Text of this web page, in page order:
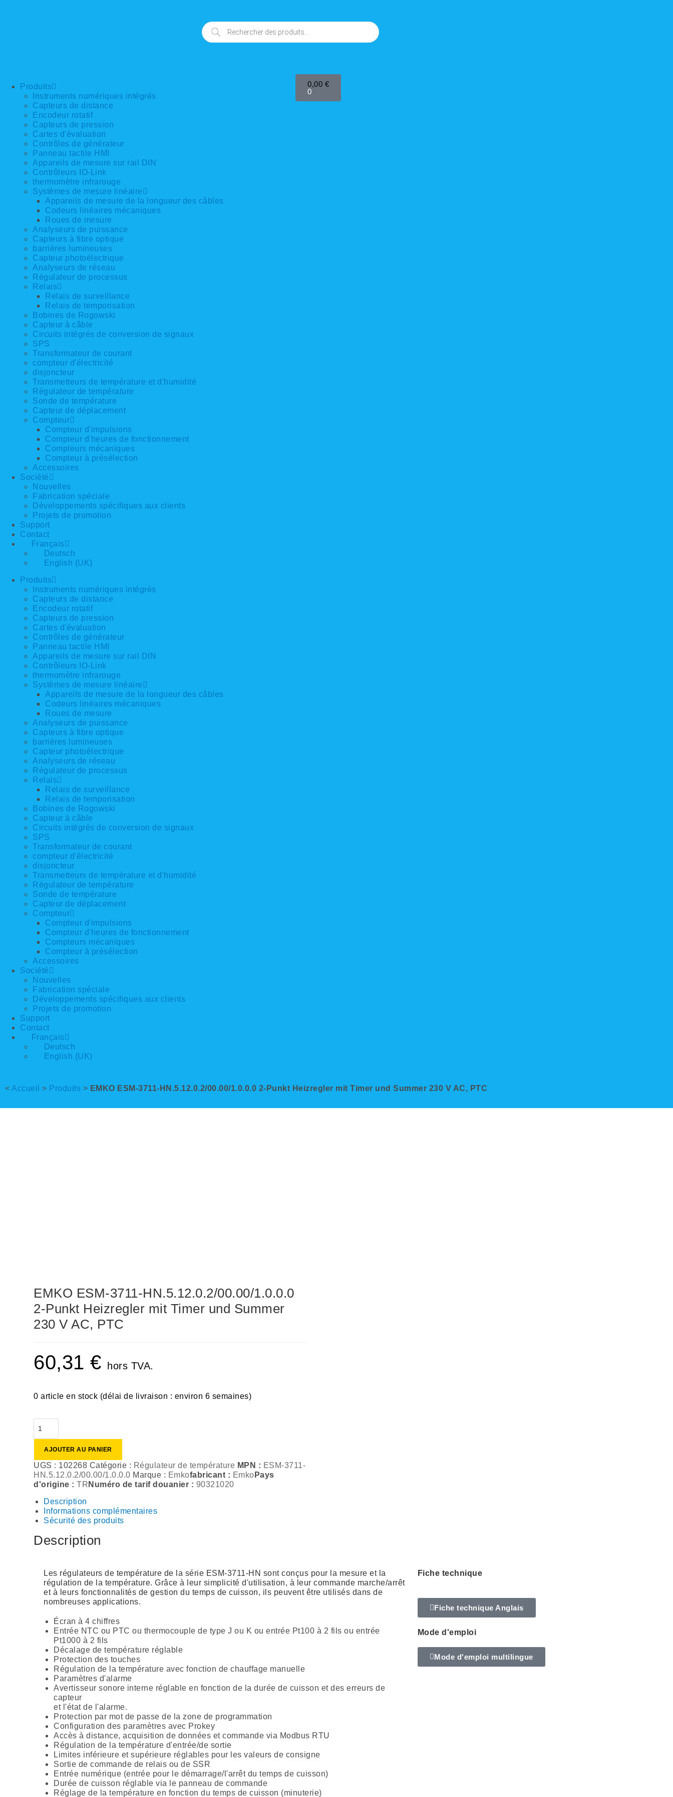
Produits
Instruments numériques intégrés
Capteurs de distance
Encodeur rotatif
Capteurs de pression
Cartes d'évaluation
Contrôles de générateur
Panneau tactile HMI
Appareils de mesure sur rail DIN
Contrôleurs IO-Link
thermomètre infrarouge
Systèmes de mesure linéaire
Appareils de mesure de la longueur des câbles
Codeurs linéaires mécaniques
Roues de mesure
Analyseurs de puissance
Capteurs à fibre optique
barrières lumineuses
Capteur photoélectrique
Analyseurs de réseau
Régulateur de processus
Relais
Relais de surveillance
Relais de temporisation
Bobines de Rogowski
Capteur à câble
Circuits intégrés de conversion de signaux
SPS
Transformateur de courant
compteur d'électricité
disjoncteur
Transmetteurs de température et d'humidité
Régulateur de température
Sonde de température
Capteur de déplacement
Compteur
Compteur d'impulsions
Compteur d'heures de fonctionnement
Compteurs mécaniques
Compteur à présélection
Accessoires
Société
Nouvelles
Fabrication spéciale
Développements spécifiques aux clients
Projets de promotion
Support
Contact
Français
Deutsch
English (UK)
Produits
Instruments numériques intégrés
Capteurs de distance
Encodeur rotatif
Capteurs de pression
Cartes d'évaluation
Contrôles de générateur
Panneau tactile HMI
Appareils de mesure sur rail DIN
Contrôleurs IO-Link
thermomètre infrarouge
Systèmes de mesure linéaire
Appareils de mesure de la longueur des câbles
Codeurs linéaires mécaniques
Roues de mesure
Analyseurs de puissance
Capteurs à fibre optique
barrières lumineuses
Capteur photoélectrique
Analyseurs de réseau
Régulateur de processus
Relais
Relais de surveillance
Relais de temporisation
Bobines de Rogowski
Capteur à câble
Circuits intégrés de conversion de signaux
SPS
Transformateur de courant
compteur d'électricité
disjoncteur
Transmetteurs de température et d'humidité
Régulateur de température
Sonde de température
Capteur de déplacement
Compteur
Compteur d'impulsions
Compteur d'heures de fonctionnement
Compteurs mécaniques
Compteur à présélection
Accessoires
Société
Nouvelles
Fabrication spéciale
Développements spécifiques aux clients
Projets de promotion
Support
Contact
Français
Deutsch
English (UK)
0,00 €
0
< Accueil > Produits > EMKO ESM-3711-HN.5.12.0.2/00.00/1.0.0.0 2-Punkt Heizregler mit Timer und Summer 230 V AC, PTC
EMKO ESM-3711-HN.5.12.0.2/00.00/1.0.0.0
2-Punkt Heizregler mit Timer und Summer
230 V AC, PTC
60,31€ hors TVA.
0 article en stock (délai de livraison : environ 6 semaines)
AJOUTER AU PANIER
UGS : 102268 Catégorie : Régulateur de température MPN : ESM-3711-
HN.5.12.0.2/00.00/1.0.0.0 Marque : Emkofabricant : Emko Pays
d'origine :TR Numéro de tarif douanier : 90321020
Description
Informations complémentaires
Sécurité des produits
Description
Les régulateurs de température de la série ESM-3711-HN sont conçus pour la mesure et la
régulation de la température. Grâce à leur simplicité d'utilisation, à leur commande marche/arrêt
et à leurs fonctionnalités de gestion du temps de cuisson, ils peuvent être utilisés dans de
nombreuses applications.
Écran à 4 chiffres
Entrée NTC ou PTC ou thermocouple de type J ou K ou entrée Pt100 à 2 fils ou entrée
Pt1000 à 2 fils
Décalage de température réglable
Protection des touches
Régulation de la température avec fonction de chauffage manuelle
Paramètres d'alarme
Avertisseur sonore interne réglable en fonction de la durée de cuisson et des erreurs de
capteur
et l'état de l'alarme.
Protection par mot de passe de la zone de programmation
Configuration des paramètres avec Prokey
Accès à distance, acquisition de données et commande via Modbus RTU
Régulation de la température d'entrée/de sortie
Limites inférieure et supérieure réglables pour les valeurs de consigne
Sortie de commande de relais ou de SSR
Entrée numérique (entrée pour le démarrage/l'arrêt du temps de cuisson)
Durée de cuisson réglable via le panneau de commande
Réglage de la température en fonction du temps de cuisson (minuterie)
Fiche technique
Fiche technique Anglais
Mode d'emploi
Mode d'emploi multilingue